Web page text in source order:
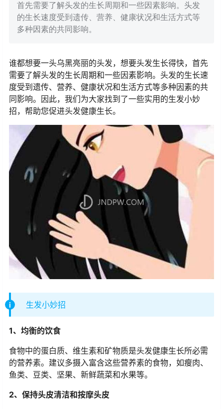
首先需要了解头发的生长周期和一些因素影响。头发
的生长速度受到遗传、营养、健康状况和生活方式等
多种因素的共同影响。
谁都想要一头乌黑亮丽的头发，想要头发生长得快，首先
需要了解头发的生长周期和一些因素影响。头发的生长速
度受到遗传、营养、健康状况和生活方式等多种因素的共
同影响。因此，我们为大家找到了一些实用的生发小妙
招，帮助您促进头发健康生长。
生发小妙招
1、均衡的饮食
食物中的蛋白质、维生素和矿物质是头发健康生长所必需
的营养素。建议多摄入富含这些营养素的食物，如瘦肉、
鱼类、豆类、坚果、新鲜蔬菜和水果等。
2、保持头皮清洁和按摩头皮